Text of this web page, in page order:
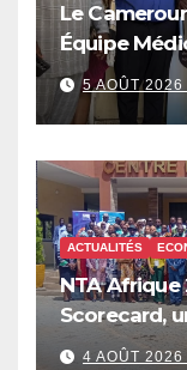
Le
Équipe
5 AOÛT 2026
ACTUALITÉS
NTA Afrique
Scorecard,
les
4 AOÛT 2026